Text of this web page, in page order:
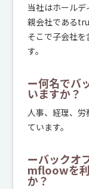
当社はホール
親会社である
そこで子会社
す。
ー何名でバ
いますか？
人事、経理、
ています。
ーバックオ
mfloowを
か？